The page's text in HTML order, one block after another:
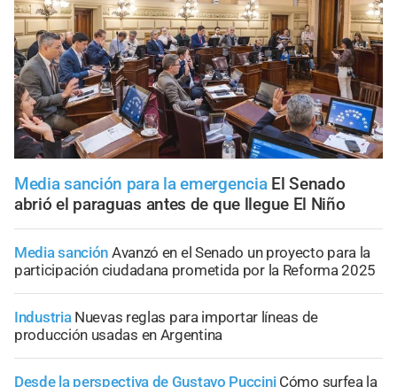
Media sanción para la emergencia El Senado
abrió el paraguas antes de que llegue El Niño
Media sanción Avanzó en el Senado un proyecto para la
participación ciudadana prometida por la Reforma 2025
Industria Nuevas reglas para importar líneas de
producción usadas en Argentina
Desde la perspectiva de Gustavo Puccini Cómo surfea la